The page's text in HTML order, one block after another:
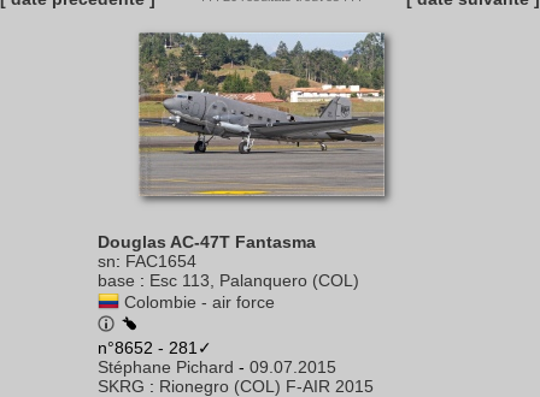
Douglas AC-47T Fantasma
sn: FAC1654
base : Esc 113, Palanquero (COL)
Colombie - air force
n°8652 - 281✓
Stéphane Pichard - 09.07.2015
SKRG : Rionegro (COL) F-AIR 2015